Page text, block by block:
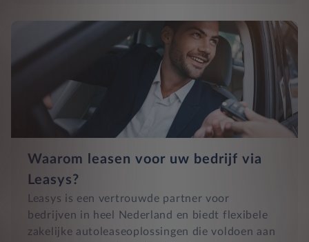
Waarom leasen voor uw bedrijf via
Leasys?
Leasys is een vertrouwde partner voor
bedrijven in heel Nederland en biedt flexibele
zakelijke autoleaseoplossingen die voldoen aan